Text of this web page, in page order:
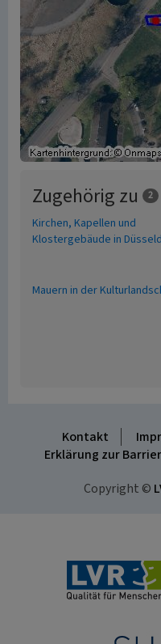
Zugehörig zu 2
Kirchen, Kapellen und
Klostergebäude in
Mauern in der
Kontakt
Erklärung zur
Copyright ©